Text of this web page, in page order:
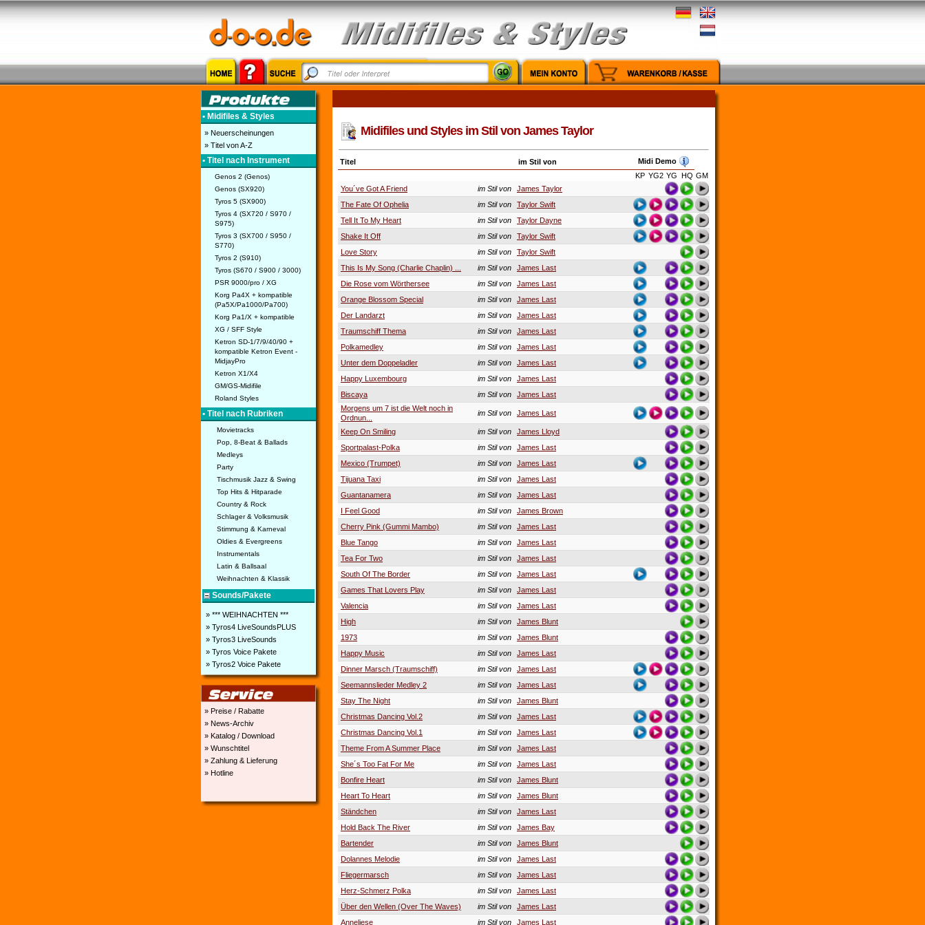
• Midifiles & Styles
» Neuerscheinungen
» Titel von A-Z
• Titel nach Instrument
Genos 2 (Genos)
Genos (SX920)
Tyros 5 (SX900)
Tyros 4 (SX720 / S970 /
S975)
Tyros 3 (SX700 / S950 /
S770)
Tyros 2 (S910)
Tyros (S670 / S900 / 3000)
PSR 9000/pro / XG
Korg Pa4X + kompatible
(Pa5X/Pa1000/Pa700)
Korg Pa1/X + kompatible
XG / SFF Style
Ketron SD-1/7/9/40/90 +
kompatible Ketron Event -
MidjayPro
Ketron X1/X4
GM/GS-Midifile
Roland Styles
• Titel nach Rubriken
Movietracks
Pop, 8-Beat & Ballads
Medleys
Party
Tischmusik Jazz & Swing
Top Hits & Hitparade
Country & Rock
Schlager & Volksmusik
Stimmung & Karneval
Oldies & Evergreens
Instrumentals
Latin & Ballsaal
Weihnachten & Klassik
Sounds/Pakete
» *** WEIHNACHTEN ***
» Tyros4 LiveSoundsPLUS
» Tyros3 LiveSounds
» Tyros Voice Pakete
» Tyros2 Voice Pakete
» Preise / Rabatte
» News-Archiv
» Katalog / Download
» Wunschtitel
» Zahlung & Lieferung
» Hotline
Midifiles und Styles im Stil von James Taylor
Titel im Stil von
Midi Demo
KP YG2 YG HQ GM
You´ve Got A Friend
im Stil von
James Taylor
The Fate Of Ophelia
im Stil von
Taylor Swift
Tell It To My Heart
im Stil von
Taylor Dayne
Shake It Off
im Stil von
Taylor Swift
Love Story
im Stil von
Taylor Swift
This Is My Song (Charlie Chaplin) ...
im Stil von
James Last
Die Rose vom Wörthersee
im Stil von
James Last
Orange Blossom Special
im Stil von
James Last
Der Landarzt
im Stil von
James Last
Traumschiff Thema
im Stil von
James Last
Polkamedley
im Stil von
James Last
Unter dem Doppeladler
im Stil von
James Last
Happy Luxembourg
im Stil von
James Last
Biscaya
im Stil von
James Last
Morgens um 7 ist die Welt noch in
Ordnun...
im Stil von James Last
Keep On Smiling im Stil von
James Lloyd
Sportpalast-Polka
im Stil von
James Last
Mexico (Trumpet)
im Stil von
James Last
Tijuana Taxi
im Stil von
James Last
Guantanamera
im Stil von
James Last
I Feel Good
im Stil von
James Brown
Cherry Pink (Gummi Mambo)
im Stil von
James Last
Blue Tango
im Stil von
James Last
Tea For Two
im Stil von
James Last
South Of The Border
im Stil von
James Last
Games That Lovers Play
im Stil von
James Last
Valencia
im Stil von
James Last
High
im Stil von
James Blunt
1973
im Stil von
James Blunt
Happy Music
im Stil von
James Last
Dinner Marsch (Traumschiff)
im Stil von
James Last
Seemannslieder Medley 2
im Stil von
James Last
Stay The Night
im Stil von
James Blunt
Christmas Dancing Vol.2
im Stil von
James Last
Christmas Dancing Vol.1
im Stil von
James Last
Theme From A Summer Place
im Stil von
James Last
She´s Too Fat For Me
im Stil von
James Last
Bonfire Heart
im Stil von
James Blunt
Heart To Heart
im Stil von
James Blunt
Ständchen
im Stil von
James Last
Hold Back The River
im Stil von
James Bay
Bartender
im Stil von
James Blunt
Dolannes Melodie
im Stil von
James Last
Fliegermarsch
im Stil von
James Last
Herz-Schmerz Polka
im Stil von
James Last
Über den Wellen (Over The Waves)
im Stil von
James Last
Anneliese
im Stil von James Last